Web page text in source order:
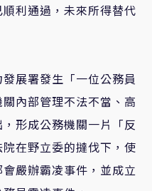
利通過，未來所得替代
展署發生「一位公務員
內部管理不法不當、高
形成公務機關一片「反
在野立委的撻伐下，使
嚴辦霸凌事件，並成立